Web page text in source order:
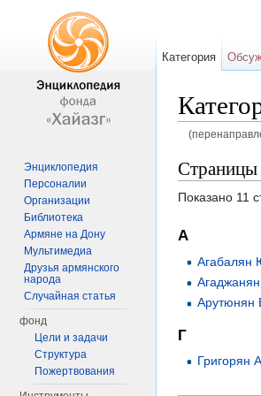
Страницы
Показано 11
А
Агабалян
Арутюнян
Г
Григорян
Категория
Энциклопедия
Персоналии
Организации
Библиотека
Армяне на Дону
Мультимедиа
Друзья армянского
народа
Случайная статья
фонд
Цели и задачи
Структура
Пожертвования